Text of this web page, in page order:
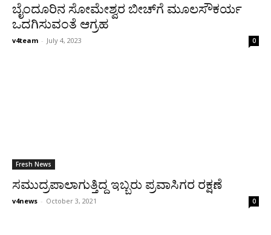
ಬೈಂದೂರಿನ ಸೋಮೇಶ್ವರ ಬೀಚ್‍ಗೆ ಮೂಲಸೌಕರ್ಯ
ಒದಗಿಸುವಂತೆ ಆಗ್ರಹ
v4team - July 4, 2023 0
Fresh News
ಸಮುದ್ರಪಾಲಾಗುತ್ತಿದ್ದ ಇಬ್ಬರು ಪ್ರವಾಸಿಗರ ರಕ್ಷಣೆ
v4news - October 3, 2021 0